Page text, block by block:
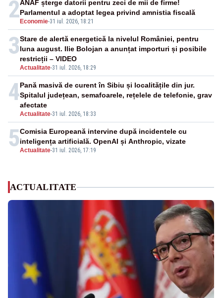
2 Economie-31 iul. 2026, 18:21
ANAF șterge datorii pentru zeci de mii de firme!
Parlamentul a adoptat legea privind amnistia fiscală
3
Actualitate-31 iul. 2026, 18:29
Stare de alertă energetică la nivelul României, pentru
luna august. Ilie Bolojan a anunțat importuri și posibile
restricții – VIDEO
4
Actualitate-31 iul. 2026, 18:33
Pană masivă de curent în Sibiu și localitățile din jur.
Spitalul județean, semafoarele, rețelele de telefonie, grav
afectate
5Actualitate-31 iul. 2026, 17:19
Comisia Europeană intervine după incidentele cu
inteligența artificială. OpenAI și Anthropic, vizate
ACTUALITATE